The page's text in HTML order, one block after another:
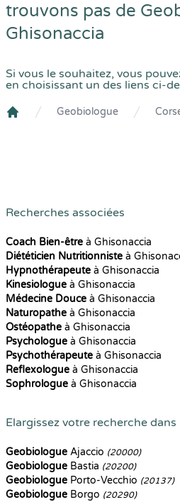
trouvons pas de
Ghisonaccia
Si vous le souhaitez, vous
en choisissant un des liens ci-
Geobiologue
Recherches associées
Coach Bien-être à Ghisonaccia
Diététicien Nutritionniste à
Hypnothérapeute à Ghisonaccia
Kinesiologue à Ghisonaccia
Médecine Douce à Ghisonaccia
Naturopathe à Ghisonaccia
Ostéopathe à Ghisonaccia
Psychologue à Ghisonaccia
Psychothérapeute à Ghisonaccia
Reflexologue à Ghisonaccia
Sophrologue à Ghisonaccia
Elargissez votre recherche dans
Geobiologue Ajaccio (20000)
Geobiologue Bastia (20200)
Geobiologue Porto-Vecchio (20137)
Geobiologue Borgo (20290)